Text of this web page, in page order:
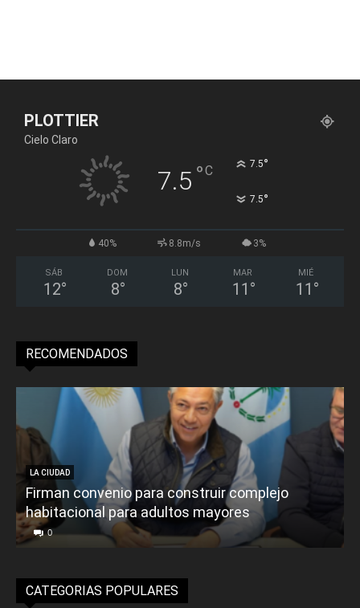
PLOTTIER
Cielo Claro
7.5 °C 7.5°
7.5°
40% 8.8m/s 3%
SÁB
12°
DOM
8°
LUN
8°
MAR
11 °
MIÉ
11 °
RECOMENDADOS
LA CIUDAD
Firman convenio para construir complejo
habitacional para adultos mayores
0
CATEGORIAS POPULARES